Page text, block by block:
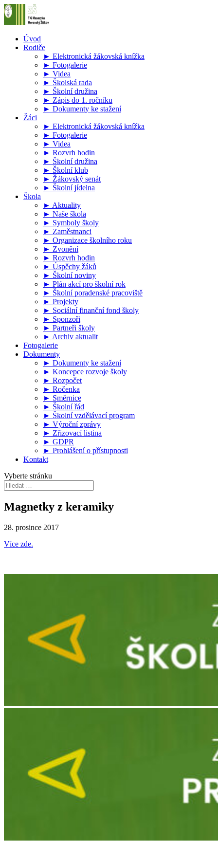
Úvod
Rodiče
► Elektronická žákovská knížka
► Fotogalerie
► Videa
► Školská rada
► Školní družina
► Zápis do 1. ročníku
► Dokumenty ke stažení
Žáci
► Elektronická žákovská knížka
► Fotogalerie
► Videa
► Rozvrh hodin
► Školní družina
► Školní klub
► Žákovský senát
► Školní jídelna
Škola
► Aktuality
► Naše škola
► Symboly školy
► Zaměstnanci
► Organizace školního roku
► Zvonění
► Rozvrh hodin
► Úspěchy žáků
► Školní noviny
► Plán akcí pro školní rok
► Školní poradenské pracoviště
► Projekty
► Sociální finanční fond školy
► Sponzoři
► Partneři školy
► Archiv aktualit
Fotogalerie
Dokumenty
► Dokumenty ke stažení
► Koncepce rozvoje školy
► Rozpočet
► Ročenka
► Směrnice
► Školní řád
► Školní vzdělávací program
► Výroční zprávy
► Zřizovací listina
► GDPR
► Prohlášení o přístupnosti
Kontakt
Vyberte stránku
Magnetky z keramiky
28. prosince 2017
Více zde.